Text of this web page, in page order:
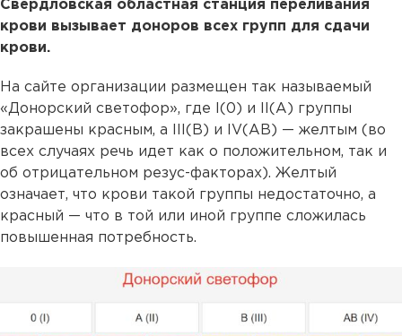
Свердловская областная станция переливания
крови вызывает доноров всех групп для сдачи
крови.
На сайте организации размещен так называемый
«Донорский светофор», где I(0) и II(А) группы
закрашены красным, а III(В) и IV(АВ) — желтым (во
всех случаях речь идет как о положительном, так и
об отрицательном резус-факторах). Желтый
означает, что крови такой группы недостаточно, а
красный — что в той или иной группе сложилась
повышенная потребность.